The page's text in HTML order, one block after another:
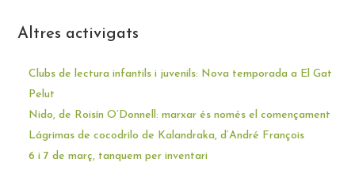
Altres activigats
Clubs de lectura infantils i juvenils: Nova temporada a El Gat
Pelut
Nido, de Roisín O’Donnell: marxar és només el començament
Lágrimas de cocodrilo de Kalandraka, d’André François
6 i 7 de març, tanquem per inventari